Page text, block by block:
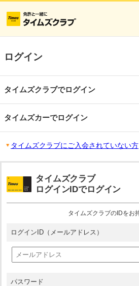
ログイン
タイムズクラブでログイン
タイムズカーでログイン
タイムズクラブにご入会されていない方
タイムズクラブ
ログインIDでログイン
タイムズクラブのIDをお
ログインID （メールアドレス）
パスワード